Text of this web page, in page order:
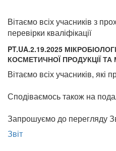
Вітаємо всіх учасників з
перевірки кваліфікації
PT.UA.2.19.2025
КОСМЕТИЧНОЇ ПРОДУКЦІЇ
Вітаємо всіх учасників, які
Сподіваємось також на
Запрошуємо до перегляду
Звіт